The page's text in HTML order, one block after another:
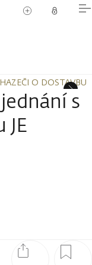
O DOSTAVBU
O DOSTAVBU
s